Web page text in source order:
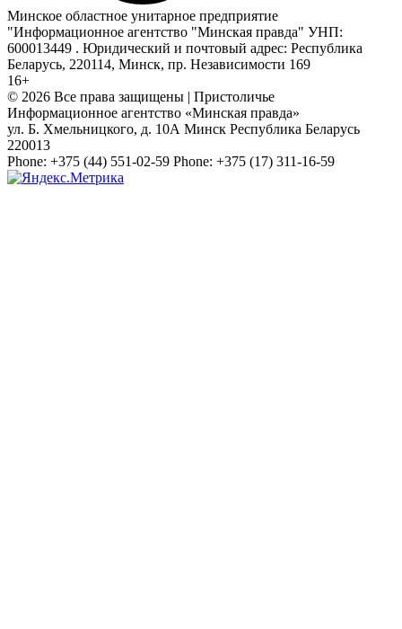
Минское областное унитарное предприятие
"Информационное агентство "Минская правда" УНП:
600013449 . Юридический и почтовый адрес: Республика
Беларусь, 220114, Минск, пр. Независимости 169
16+
© 2026 Все права защищены | Пристоличье
Информационное агентство «Минская правда»
ул. Б. Хмельницкого, д. 10А Минск Республика Беларусь
220013
Phone: +375 (44) 551-02-59 Phone: +375 (17) 311-16-59